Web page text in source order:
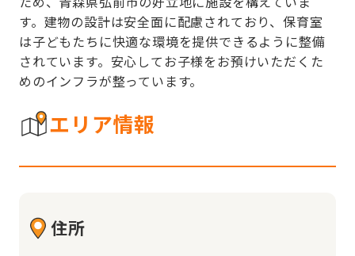
す。建物の設計は安全面に配慮されており、保育室
は子どもたちに快適な環境を提供できるように整備
されています。安心してお子様をお預けいただくた
めのインフラが整っています。
エリア情報
住所